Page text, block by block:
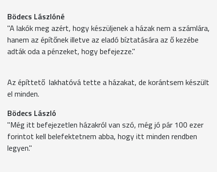
Bödecs Lászlóné
"A lakók meg azért, hogy készüljenek a házak nem a számlára,
hanem az építőnek illetve az eladó bíztatására az ő kezébe
adták oda a pénzeket, hogy befejezze."
Az építtető lakhatóvá tette a házakat, de korántsem készült
el minden.
Bödecs László
"Még itt befejezetlen házakról van szó, még jó pár 100 ezer
forintot kell belefektetnem abba, hogy itt minden rendben
legyen."